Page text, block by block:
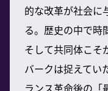
的な改革が社会に
る。歴史の中で時
そして共同体こそ
バークは捉えてい
ランス革命後の「